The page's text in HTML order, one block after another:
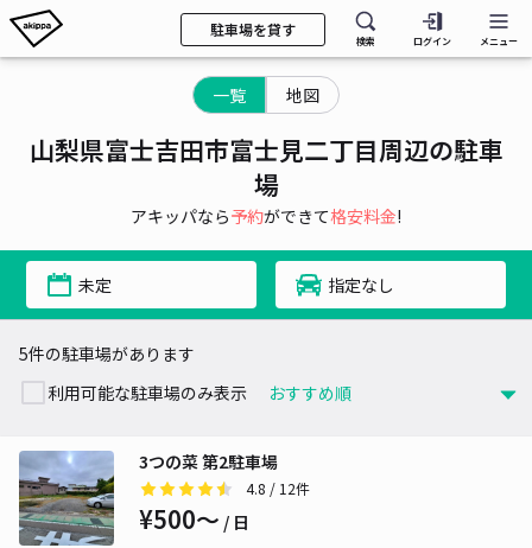
駐車場を貸す
検索 ログイン メニュー
一覧 地図
山梨県富士吉田市富士見二丁目周辺の駐車
場
アキッパなら予約ができて格安料金!
未定 指定なし
5件の駐車場があります
利用可能な駐車場のみ表示
3つの菜 第2駐車場
4.8 / 12件
¥500〜 / 日